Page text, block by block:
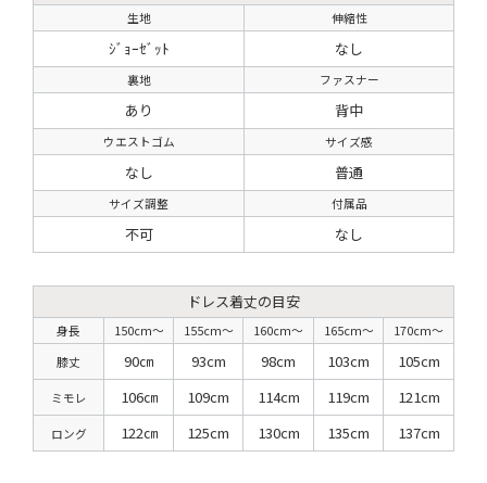
生地 伸縮性
ｼﾞｮｰｾﾞｯﾄ なし
裏地 ファスナー
あり 背中
ウエストゴム サイズ感
なし 普通
サイズ調整 付属品
不可 なし
ドレス着丈の目安
身長 150cm〜 155cm〜 160cm〜 165cm〜
170cm〜
膝丈
90㎝ 93cm 98cm 103cm 105cm
ミモレ 106㎝ 109cm 114cm 119cm 121cm
ロング 122㎝ 125cm 130cm 135cm 137cm